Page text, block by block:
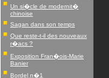
Un si�cle de modernit�
chinoise
Sagan dans son temps
Que reste-t-il des nouveaux
r�acs ?
Exposition Fran�ois-Marie
Banier
Bordel n�1